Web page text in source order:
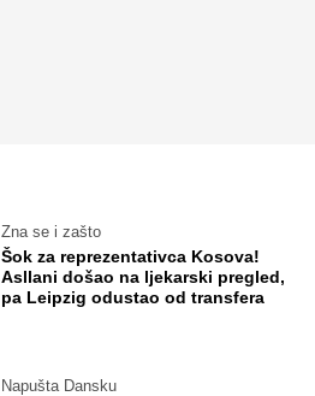
Zna se i zašto
Šok za reprezentativca Kosova!
Asllani došao na ljekarski pregled,
pa Leipzig odustao od transfera
Napušta Dansku